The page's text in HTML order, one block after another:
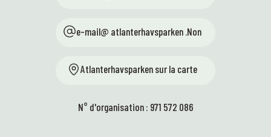
e-mail@ atlanterhavsparken .Non
Atlanterhavsparken sur la carte
N° d'organisation : 971 572 086